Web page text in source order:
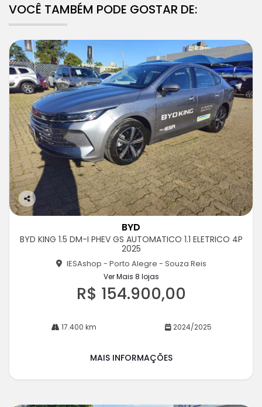
VOCÊ TAMBÉM PODE GOSTAR DE:
Co
rtil
BYD
BYD KING 1.5 DM-I PHEV GS AUTOMATICO 1.1 ELETRICO 4P
2025
IESAshop - Porto Alegre - Souza Reis
Ver Mais 8 lojas
R$ 154.900,00
17.400 km 2024/2025
MAIS INFORMAÇÕES